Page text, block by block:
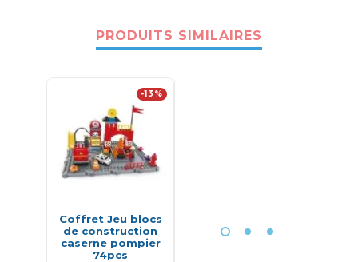
PRODUITS SIMILAIRES
-13%
Coffret Jeu blocs
de construction
caserne pompier
74pcs
10 Pouces – LCD